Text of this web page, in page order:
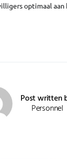
optimaal aan
Post written
Personnel